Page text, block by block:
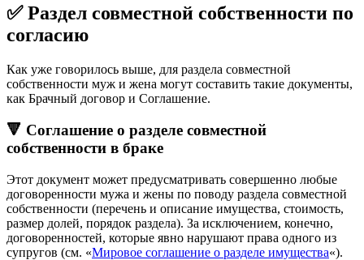
✅ Раздел совместной собственности по
согласию
Как уже говорилось выше, для раздела совместной
собственности муж и жена могут составить такие документы,
как Брачный договор и Соглашение.
🔻 Соглашение о разделе совместной
собственности в браке
Этот документ может предусматривать совершенно любые
договоренности мужа и жены по поводу раздела совместной
собственности (перечень и описание имущества, стоимость,
размер долей, порядок раздела). За исключением, конечно,
договоренностей, которые явно нарушают права одного из
супругов (см. «Мировое соглашение о разделе имущества«).